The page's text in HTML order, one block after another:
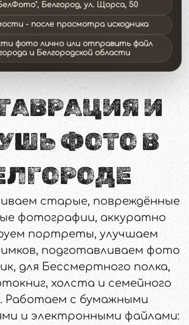
Белгород, ул. Щорса, 50
- после просмотра исходника
фото лично или отправить файл
и Белгородской области
И
ФОТО В
старые, повреждённые
фотографии, аккуратно
портреты, улучшаем
подготавливаем фото
для Бессмертного полка,
холста и семейного
Работаем с бумажными
и электронными файлами: